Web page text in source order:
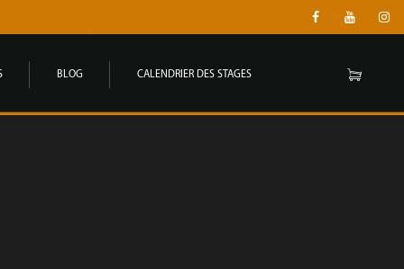
BLOG CALENDRIER DES STAGES